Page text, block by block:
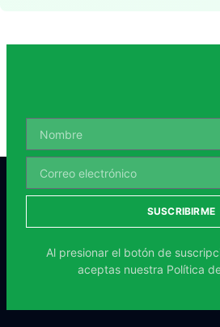
SUSCRIBIRME
Al presionar el botón de
aceptas nuestra Política